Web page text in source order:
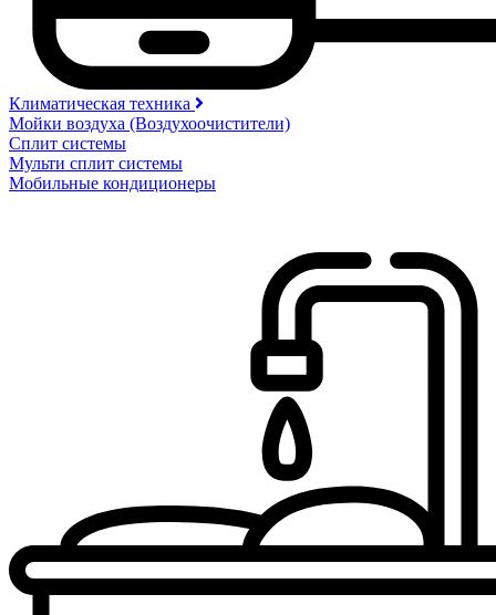
Климатическая техника
Мойки воздуха (Воздухоочистители)
Сплит системы
Мульти сплит системы
Мобильные кондиционеры